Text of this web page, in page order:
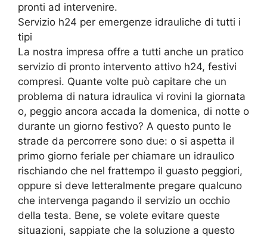
pronti ad intervenire.
Servizio h24 per emergenze idrauliche di tutti i
tipi
La nostra impresa offre a tutti anche un pratico
servizio di pronto intervento attivo h24, festivi
compresi. Quante volte può capitare che un
problema di natura idraulica vi rovini la giornata
o, peggio ancora accada la domenica, di notte o
durante un giorno festivo? A questo punto le
strade da percorrere sono due: o si aspetta il
primo giorno feriale per chiamare un idraulico
rischiando che nel frattempo il guasto peggiori,
oppure si deve letteralmente pregare qualcuno
che intervenga pagando il servizio un occhio
della testa. Bene, se volete evitare queste
situazioni, sappiate che la soluzione a questo